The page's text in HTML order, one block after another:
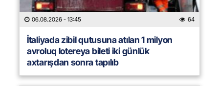
06.08.2026 - 13:45 64
İtaliyada zibil qutusuna atılan 1 milyon
avroluq lotereya bileti iki günlük
axtarışdan sonra tapılıb